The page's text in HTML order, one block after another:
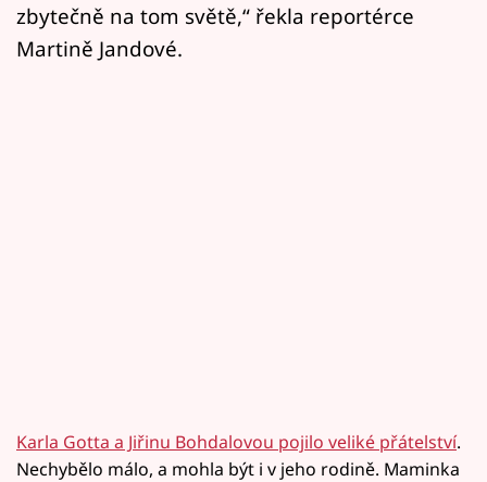
Přihlášení
zbytečně na tom světě,“ řekla reportérce
Martině Jandové.
Karla Gotta a Jiřinu Bohdalovou pojilo veliké přátelství.
Nechybělo málo, a mohla být i v jeho rodině. Maminka